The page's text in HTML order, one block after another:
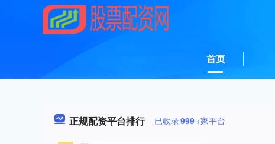
首页
正规配资平台排行 已收录999+家平台